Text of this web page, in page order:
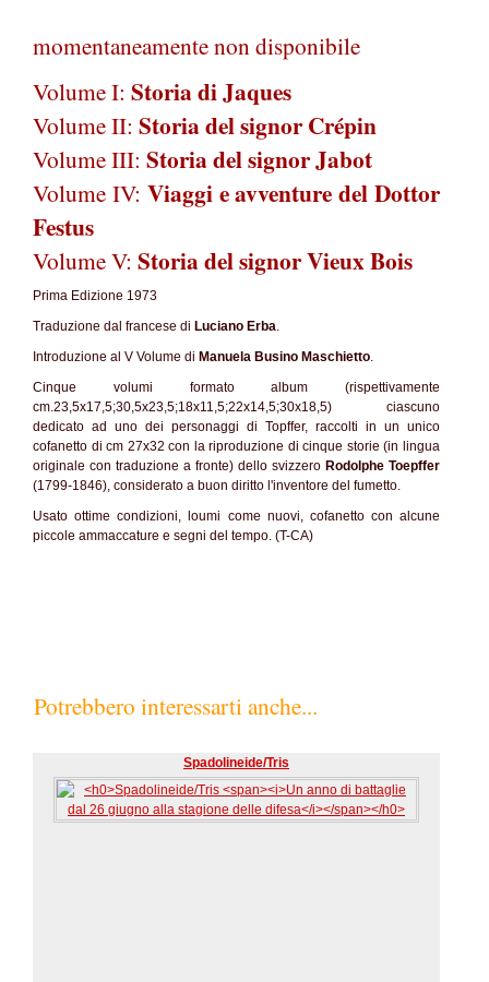
momentaneamente non disponibile
Volume I: Storia di Jaques
Volume II: Storia del signor Crépin
Volume III: Storia del signor Jabot
Volume IV: Viaggi e avventure del Dottor
Festus
Volume V: Storia del signor Vieux Bois
Prima Edizione 1973
Traduzione dal francese di Luciano Erba.
Introduzione al V Volume di Manuela Busino Maschietto.
Cinque volumi formato album (rispettivamente
cm.23,5x17,5;30,5x23,5;18x11,5;22x14,5;30x18,5) ciascuno
dedicato ad uno dei personaggi di Topffer, raccolti in un unico
cofanetto di cm 27x32 con la riproduzione di cinque storie (in lingua
originale con traduzione a fronte) dello svizzero Rodolphe Toepffer
(1799-1846), considerato a buon diritto l'inventore del fumetto.
Usato ottime condizioni, loumi come nuovi, cofanetto con alcune
piccole ammaccature e segni del tempo. (T-CA)
Potrebbero interessarti anche...
Spadolineide/Tris